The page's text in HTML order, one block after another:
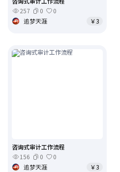
257
0
0
追梦天涯
￥3
咨询式审计工作流程
156
0
0
追梦天涯
￥3